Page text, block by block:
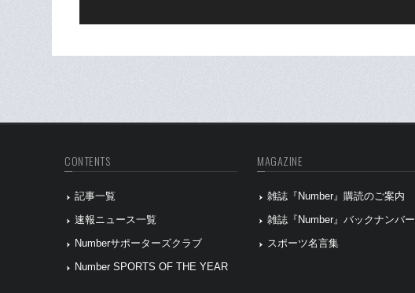
CONTENTS
記事一覧
速報ニュース一覧
Numberサポーターズクラブ
Number SPORTS OF THE YEAR
MAGAZINE
雑誌『Number』購読のご案内
雑誌『Number』バックナンバー
スポーツ名言集